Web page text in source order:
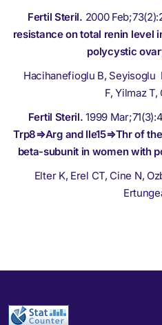
Fertil Steril. 2000
resistance on total renin level
polycystic
Hacihanefioglu B, Seyisoglu
F,Yilmaz T,
Fertil Steril. 1999
Trp8⇒Arg and Ile15⇒Thr of
beta-subunit in women with
Elter K, Erel CT, Cine N,